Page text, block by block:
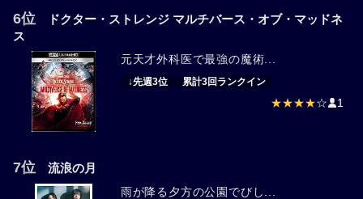
6位 ドクター・ストレンジ マルチバース・オブ・マッドネ
ス
元天才外科医で最強の魔術...
↓先週3位 累計3回ランクイン
★★★★☆ 1
7位 流浪の月
雨が降る夕方の公園でびし...